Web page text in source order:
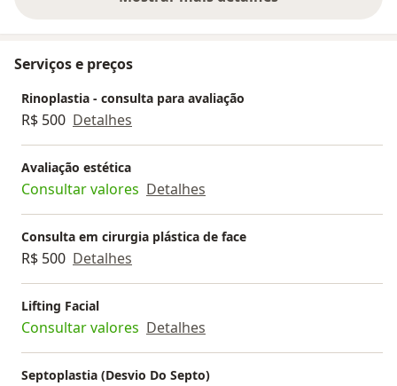
sobre a experiência
Serviços e preços
Rinoplastia - consulta para avaliação
R$ 500 Detalhes
Avaliação estética
Consultar valores Detalhes
Consulta em cirurgia plástica de face
R$ 500 Detalhes
Lifting Facial
Consultar valores Detalhes
Septoplastia (Desvio Do Septo)